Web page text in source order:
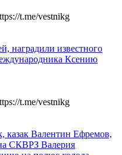
t.me/vestnikg
наградили известного
Ксению
t.me/vestnikg
казак Валентин Ефремов,
СКВРЗ Валерия